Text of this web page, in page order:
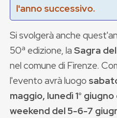
l'anno successivo.
Si svolgerà anche
50ª edizione, laSagra
nel comune di Firenze.
l'evento avrà luogo
maggio, lunedì 1°
weekend del 5-6-7